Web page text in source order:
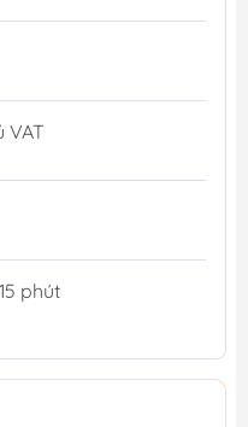
VAT
phút